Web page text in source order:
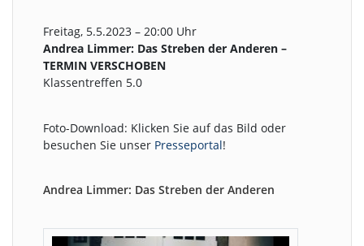
Freitag, 5.5.2023 – 20:00 Uhr
Andrea Limmer: Das Streben der Anderen –
TERMIN VERSCHOBEN
Klassentreffen 5.0
Foto-Download: Klicken Sie auf das Bild oder
besuchen Sie unser Presseportal!
Andrea Limmer: Das Streben der Anderen